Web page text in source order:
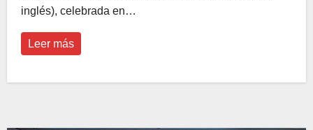
inglés), celebrada en…
Leer más